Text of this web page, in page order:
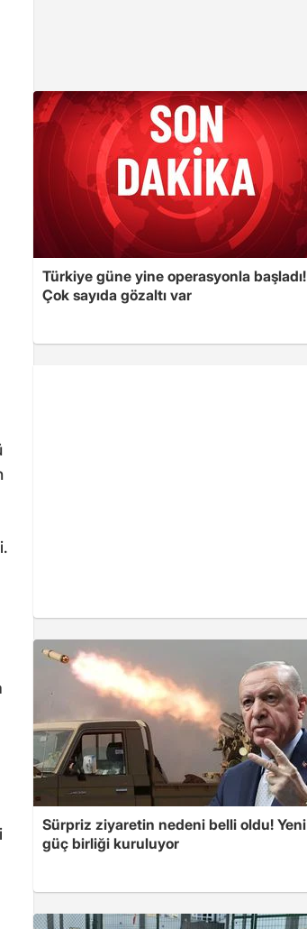
Türkiye güne yine operasyonla başladı!
Çok sayıda gözaltı var
Sürpriz ziyaretin nedeni belli oldu! Yeni
güç birliği kuruluyor